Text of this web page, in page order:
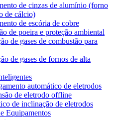
de cinzas de alumínio (forno
de cálcio)
de escória de cobre
de poeira e proteção ambiental
de gases de combustão para
de gases de fornos de alta
automático de eletrodos
de eletrodo offline
de inclinação de eletrodos
Equipamentos